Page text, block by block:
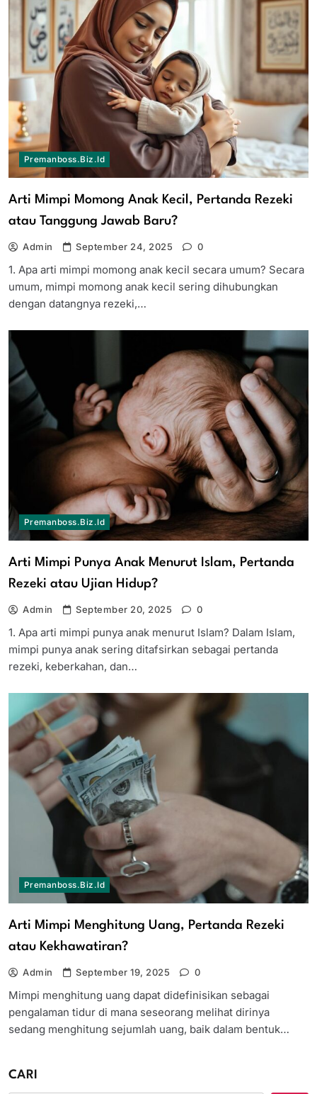
Premanboss.biz.id
Arti Mimpi Momong Anak Kecil, Pertanda Rezeki
atau Tanggung Jawab Baru?
Admin September 24, 2025 0
1. Apa arti mimpi momong anak kecil secara umum? Secara
umum, mimpi momong anak kecil sering dihubungkan
dengan datangnya rezeki,…
Premanboss.biz.id
Arti Mimpi Punya Anak Menurut Islam, Pertanda
Rezeki atau Ujian Hidup?
Admin September 20, 2025 0
1. Apa arti mimpi punya anak menurut Islam? Dalam Islam,
mimpi punya anak sering ditafsirkan sebagai pertanda
rezeki, keberkahan, dan…
Premanboss.biz.id
Arti Mimpi Menghitung Uang, Pertanda Rezeki
atau Kekhawatiran?
Admin September 19, 2025 0
Mimpi menghitung uang dapat didefinisikan sebagai
pengalaman tidur di mana seseorang melihat dirinya
sedang menghitung sejumlah uang, baik dalam bentuk…
CARI